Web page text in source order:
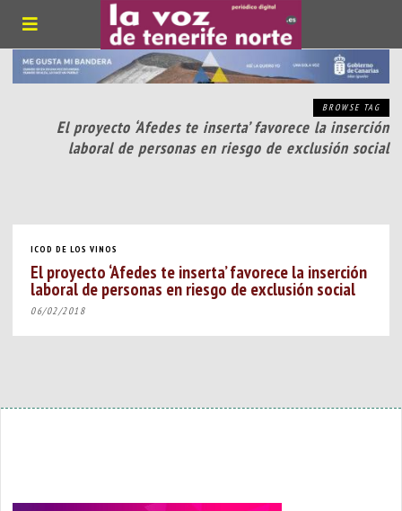
BROWSE TAG
El proyecto ‘Afedes te inserta’ favorece la inserción
laboral de personas en riesgo de exclusión social
ICOD DE LOS VINOS
El proyecto ‘Afedes te inserta’ favorece la inserción
laboral de personas en riesgo de exclusión social
06/02/2018